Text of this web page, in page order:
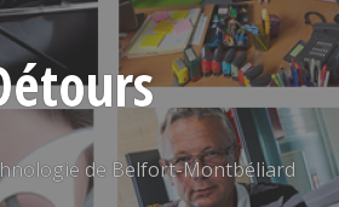
de Belfort-Montbéliard